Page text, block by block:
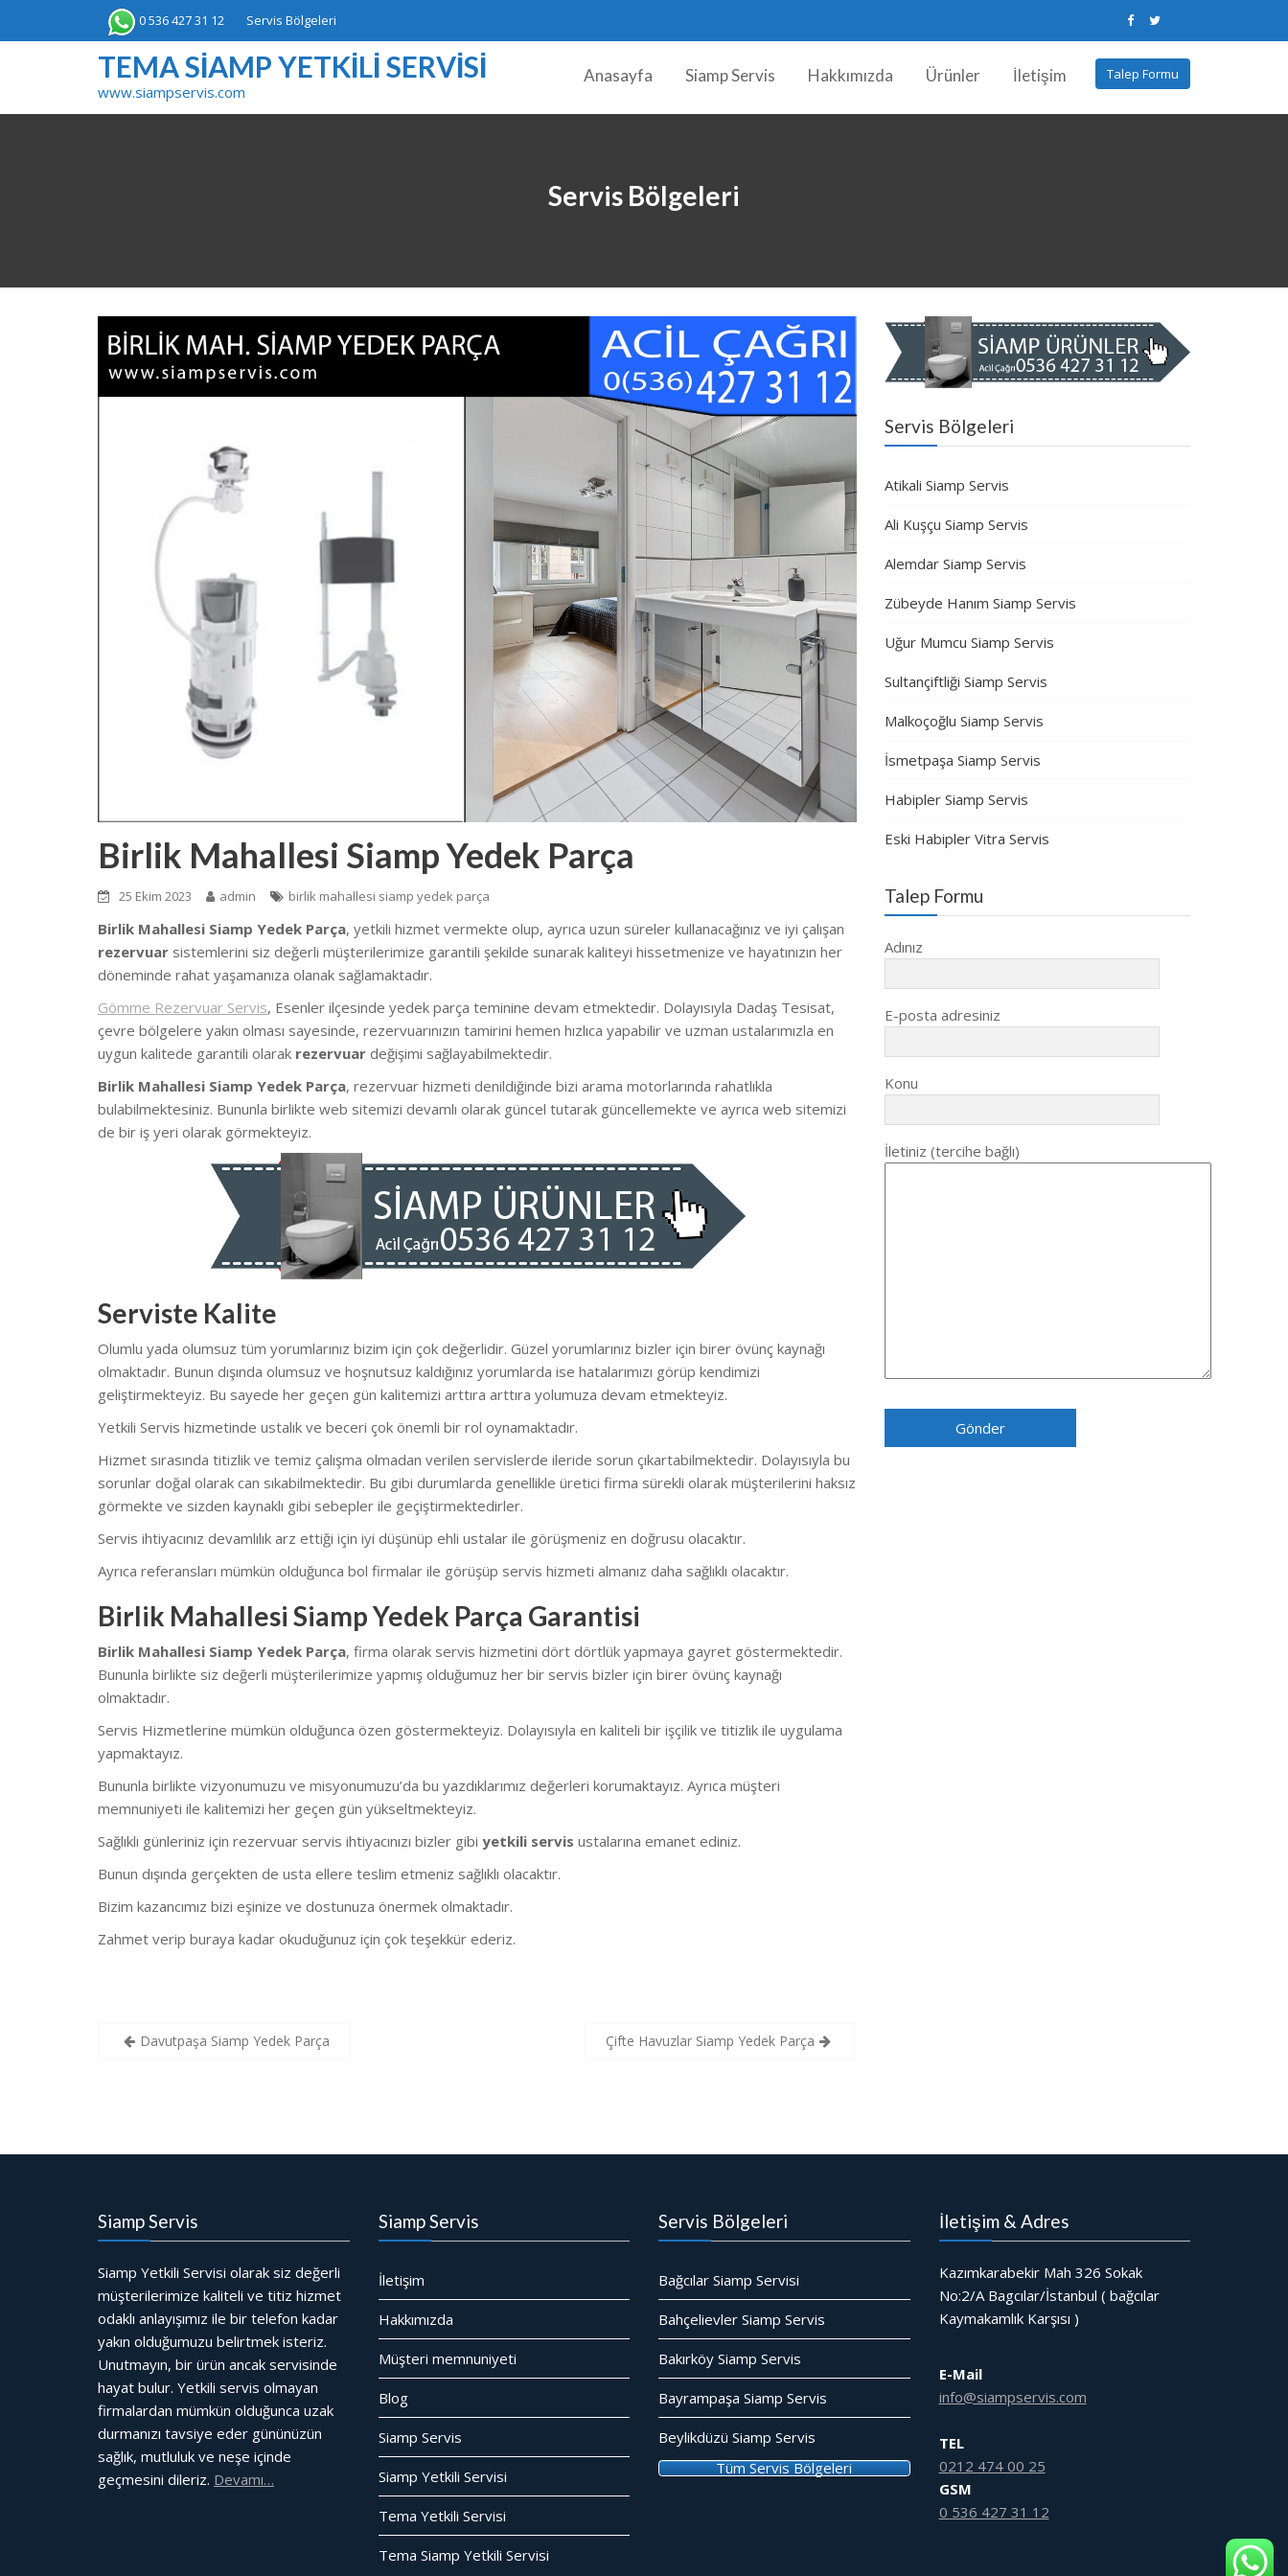
0 536 427 31 12 Servis Bölgeleri
TEMA SIAMP YETKILI SERVISI
www.siampservis.com
Talep Formu
Anasayfa Siamp Servis Hakkımızda Ürünler İletişim
Servis Bölgeleri
Birlik Mahallesi Siamp Yedek Parça
25 Ekim 2023 admin birlik mahallesi siamp yedek parça
Birlik Mahallesi Siamp Yedek Parça, yetkili hizmet vermekte olup, ayrıca uzun süreler kullanacağınız ve iyi çalışan
rezervuar sistemlerini siz değerli müşterilerimize garantili şekilde sunarak kaliteyi hissetmenize ve hayatınızın her
döneminde rahat yaşamanıza olanak sağlamaktadır.
Gömme Rezervuar Servis, Esenler ilçesinde yedek parça teminine devam etmektedir. Dolayısıyla Dadaş Tesisat,
çevre bölgelere yakın olması sayesinde, rezervuarınızın tamirini hemen hızlıca yapabilir ve uzman ustalarımızla en
uygun kalitede garantili olarak rezervuar değişimi sağlayabilmektedir.
Birlik Mahallesi Siamp Yedek Parça, rezervuar hizmeti denildiğinde bizi arama motorlarında rahatlıkla
bulabilmektesiniz. Bununla birlikte web sitemizi devamlı olarak güncel tutarak güncellemekte ve ayrıca web sitemizi
de bir iş yeri olarak görmekteyiz.
Serviste Kalite
Olumlu yada olumsuz tüm yorumlarınız bizim için çok değerlidir. Güzel yorumlarınız bizler için birer övünç kaynağı
olmaktadır. Bunun dışında olumsuz ve hoşnutsuz kaldığınız yorumlarda ise hatalarımızı görüp kendimizi
geliştirmekteyiz. Bu sayede her geçen gün kalitemizi arttıra arttıra yolumuza devam etmekteyiz.
Yetkili Servis hizmetinde ustalık ve beceri çok önemli bir rol oynamaktadır.
Hizmet sırasında titizlik ve temiz çalışma olmadan verilen servislerde ileride sorun çıkartabilmektedir. Dolayısıyla bu
sorunlar doğal olarak can sıkabilmektedir. Bu gibi durumlarda genellikle üretici firma sürekli olarak müşterilerini haksız
görmekte ve sizden kaynaklı gibi sebepler ile geçiştirmektedirler.
Servis ihtiyacınız devamlılık arz ettiği için iyi düşünüp ehli ustalar ile görüşmeniz en doğrusu olacaktır.
Ayrıca referansları mümkün olduğunca bol firmalar ile görüşüp servis hizmeti almanız daha sağlıklı olacaktır.
Birlik Mahallesi Siamp Yedek Parça Garantisi
Birlik Mahallesi Siamp Yedek Parça, firma olarak servis hizmetini dört dörtlük yapmaya gayret göstermektedir.
Bununla birlikte siz değerli müşterilerimize yapmış olduğumuz her bir servis bizler için birer övünç kaynağı
olmaktadır.
Servis Hizmetlerine mümkün olduğunca özen göstermekteyiz. Dolayısıyla en kaliteli bir işçilik ve titizlik ile uygulama
yapmaktayız.
Bununla birlikte vizyonumuzu ve misyonumuzu’da bu yazdıklarımız değerleri korumaktayız. Ayrıca müşteri
memnuniyeti ile kalitemizi her geçen gün yükseltmekteyiz.
Sağlıklı günleriniz için rezervuar servis ihtiyacınızı bizler gibi yetkili servis ustalarına emanet ediniz.
Bunun dışında gerçekten de usta ellere teslim etmeniz sağlıklı olacaktır.
Bizim kazancımız bizi eşinize ve dostunuza önermek olmaktadır.
Zahmet verip buraya kadar okuduğunuz için çok teşekkür ederiz.
YazıDavutpaşa Siamp Yedek Parça Çifte Havuzlar Siamp Yedek Parça
Servis Bölgeleri
Atikali Siamp Servis
Ali Kuşçu Siamp Servis
Alemdar Siamp Servis
Zübeyde Hanım Siamp Servis
Uğur Mumcu Siamp Servis
Sultançiftliği Siamp Servis
Malkoçoğlu Siamp Servis
İsmetpaşa Siamp Servis
Habipler Siamp Servis
Eski Habipler Vitra Servis
Talep Formu
Adınız
E-posta adresiniz
Konu
İletiniz (tercihe bağlı)
Siamp Servis
Siamp Yetkili Servisi olarak siz değerli
müşterilerimize kaliteli ve titiz hizmet
odaklı anlayışımız ile bir telefon kadar
yakın olduğumuzu belirtmek isteriz.
Unutmayın, bir ürün ancak servisinde
hayat bulur. Yetkili servis olmayan
firmalardan mümkün olduğunca uzak
durmanızı tavsiye eder gününüzün
sağlık, mutluluk ve neşe içinde
geçmesini dileriz. Devamı…
Siamp Servis
İletişim
Hakkımızda
Müşteri memnuniyeti
Blog
Siamp Servis
Siamp Yetkili Servisi
Tema Yetkili Servisi
Tema Siamp Yetkili Servisi
Servis Bölgeleri
Bağcılar Siamp Servisi
Bahçelievler Siamp Servis
Bakırköy Siamp Servis
Bayrampaşa Siamp Servis
Beylikdüzü Siamp Servis
Tüm Servis Bölgeleri
İletişim & Adres
Kazımkarabekir Mah 326 Sokak
No:2/A Bagcılar/İstanbul ( bağcılar
Kaymakamlık Karşısı )
E-Mail
info@siampservis.com
TEL
0212 474 00 25
GSM
0 536 427 31 12